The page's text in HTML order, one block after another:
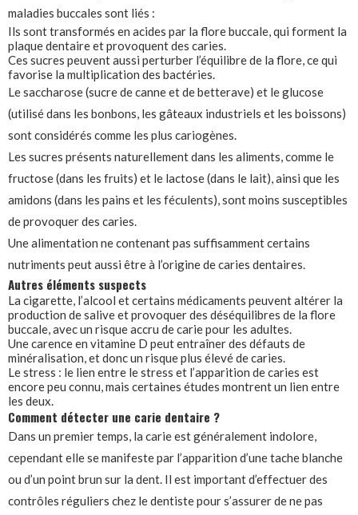
maladies buccales sont liés :
Ils sont transformés en acides par la flore buccale, qui forment la
plaque dentaire et provoquent des caries.
Ces sucres peuvent aussi perturber l’équilibre de la flore, ce qui
favorise la multiplication des bactéries.
Le saccharose (sucre de canne et de betterave) et le glucose
(utilisé dans les bonbons, les gâteaux industriels et les boissons)
sont considérés comme les plus cariogènes.
Les sucres présents naturellement dans les aliments, comme le
fructose (dans les fruits) et le lactose (dans le lait), ainsi que les
amidons (dans les pains et les féculents), sont moins susceptibles
de provoquer des caries.
Une alimentation ne contenant pas suffisamment certains
nutriments peut aussi être à l’origine de caries dentaires.
Autres éléments suspects
La cigarette, l’alcool et certains médicaments peuvent altérer la
production de salive et provoquer des déséquilibres de la flore
buccale, avec un risque accru de carie pour les adultes.
Une carence en vitamine D peut entraîner des défauts de
minéralisation, et donc un risque plus élevé de caries.
Le stress : le lien entre le stress et l’apparition de caries est
encore peu connu, mais certaines études montrent un lien entre
les deux.
Comment détecter une carie dentaire ?
Dans un premier temps, la carie est généralement indolore,
cependant elle se manifeste par l’apparition d’une tache blanche
ou d’un point brun sur la dent. Il est important d’effectuer des
contrôles réguliers chez le dentiste pour s’assurer de ne pas